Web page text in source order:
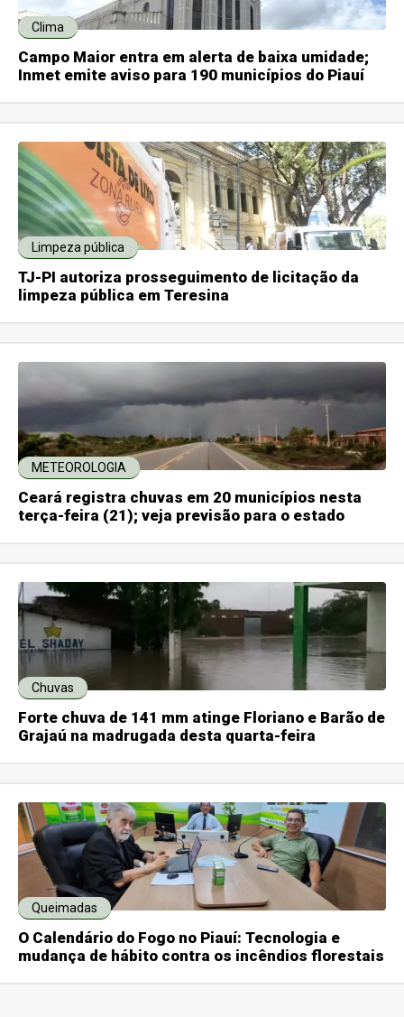
Clima
Campo Maior entra em alerta de baixa umidade;
Inmet emite aviso para 190 municípios do Piauí
Limpeza pública
TJ-PI autoriza prosseguimento de licitação da
limpeza pública em Teresina
METEOROLOGIA
Ceará registra chuvas em 20 municípios nesta
terça-feira (21); veja previsão para o estado
Chuvas
Forte chuva de 141 mm atinge Floriano e Barão de
Grajaú na madrugada desta quarta-feira
Queimadas
O Calendário do Fogo no Piauí: Tecnologia e
mudança de hábito contra os incêndios florestais